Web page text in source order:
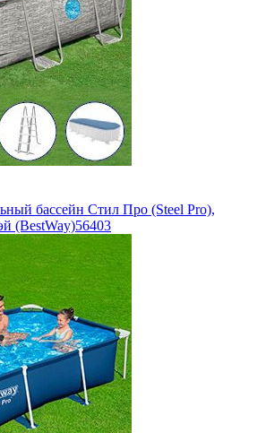
бассейн Стил Про (Steel Pro),
(BestWay)56403